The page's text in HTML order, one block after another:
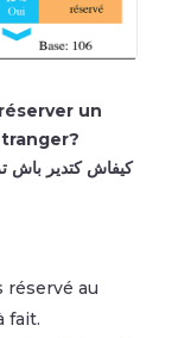
un
كيفاش كتدير باش
réservé au
fait.